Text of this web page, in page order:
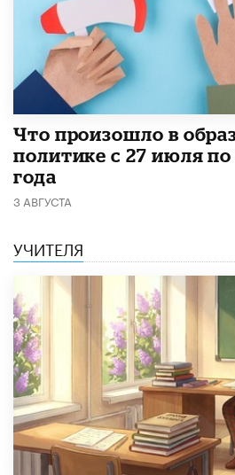
​Что произошло в
политике с 27 июля по
года
3 АВГУСТА
УЧИТЕЛЯ